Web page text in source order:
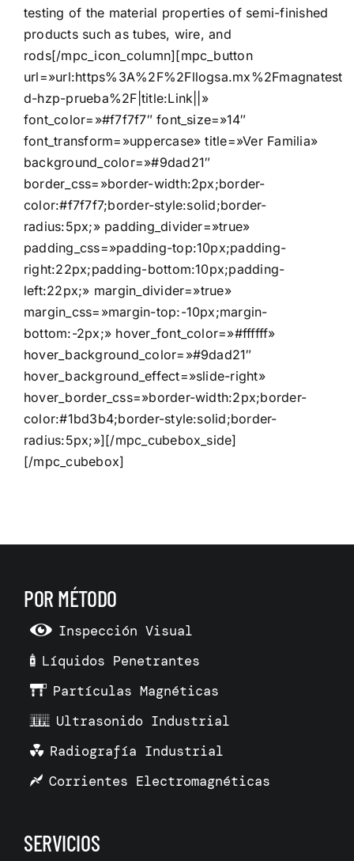
testing of the material properties of semi-finished
products such as tubes, wire, and
rods[/mpc_icon_column][mpc_button
url=»url:https%3A%2F%2Fllogsa.mx%2Fmagnatest-
d-hzp-prueba%2F|title:Link||»
font_color=»#f7f7f7″ font_size=»14″
font_transform=»uppercase» title=»Ver Familia»
background_color=»#9dad21″
border_css=»border-width:2px;border-
color:#f7f7f7;border-style:solid;border-
radius:5px;» padding_divider=»true»
padding_css=»padding-top:10px;padding-
right:22px;padding-bottom:10px;padding-
left:22px;» margin_divider=»true»
margin_css=»margin-top:-10px;margin-
bottom:-2px;» hover_font_color=»#ffffff»
hover_background_color=»#9dad21″
hover_background_effect=»slide-right»
hover_border_css=»border-width:2px;border-
color:#1bd3b4;border-style:solid;border-
radius:5px;»][/mpc_cubebox_side]
[/mpc_cubebox]
POR MÉTODO
Inspección Visual
Líquidos Penetrantes
Partículas Magnéticas
Ultrasonido Industrial
Radiografía Industrial
Corrientes Electromagnéticas
SERVICIOS